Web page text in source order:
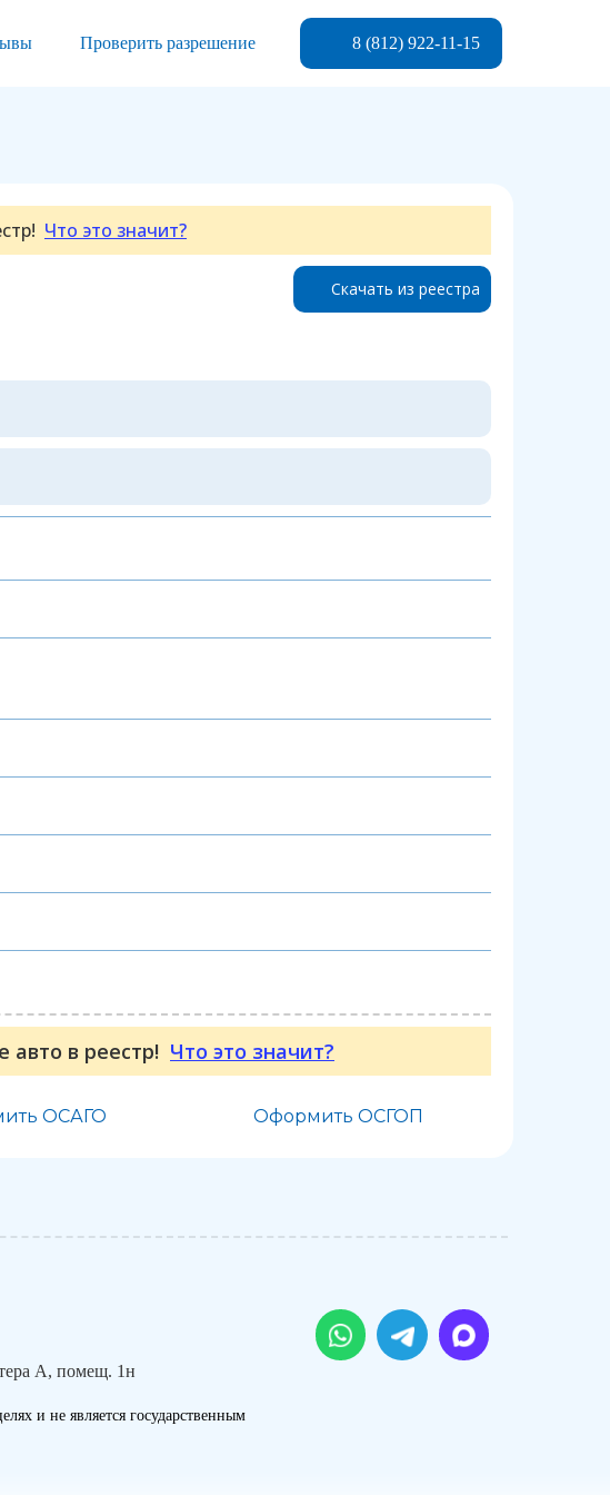
Проверить разрешение 8 (812) 922-11-15
Что это значит?
Скачать из реестра
авто в реестр! Что это значит?
ОСАГО Оформить ОСГОП
А, помещ. 1н
и не является государственным